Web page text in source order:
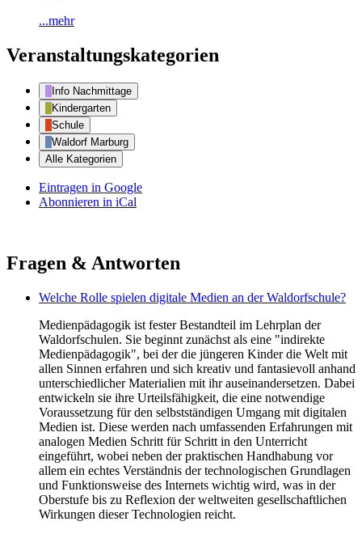
...mehr
Veranstaltungskategorien
Info Nachmittage
Kindergarten
Schule
Waldorf Marburg
Alle Kategorien
Eintragen in Google
Abonnieren in iCal
Fragen & Antworten
Welche Rolle spielen digitale Medien an der Waldorfschule?
Medienpädagogik ist fester Bestandteil im Lehrplan der
Waldorfschulen. Sie beginnt zunächst als eine "indirekte
Medienpädagogik", bei der die jüngeren Kinder die Welt mit
allen Sinnen erfahren und sich kreativ und fantasievoll anhand
unterschiedlicher Materialien mit ihr auseinandersetzen. Dabei
entwickeln sie ihre Urteilsfähigkeit, die eine notwendige
Voraussetzung für den selbstständigen Umgang mit digitalen
Medien ist. Diese werden nach umfassenden Erfahrungen mit
analogen Medien Schritt für Schritt in den Unterricht
eingeführt, wobei neben der praktischen Handhabung vor
allem ein echtes Verständnis der technologischen Grundlagen
und Funktionsweise des Internets wichtig wird, was in der
Oberstufe bis zu Reflexion der weltweiten gesellschaftlichen
Wirkungen dieser Technologien reicht.